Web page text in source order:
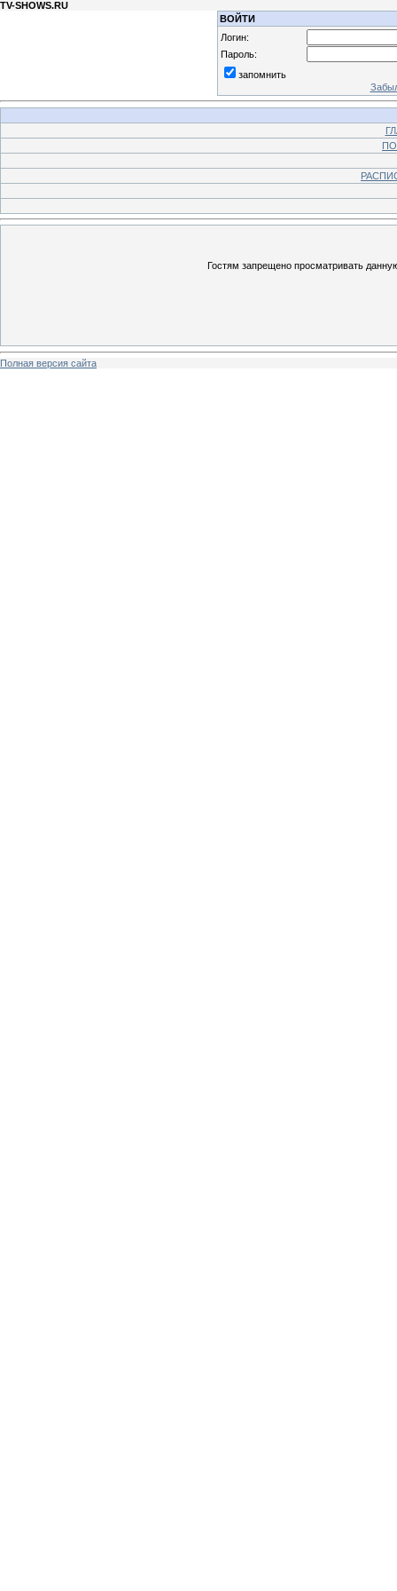
TV-SHOWS.RU
ВОЙТИ
Логин:
Пароль:
запомнить
Гостям запрещено просматривать
Полная версия сайта